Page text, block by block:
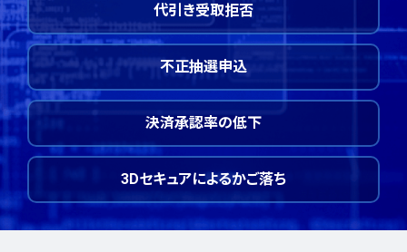
代引き受取拒否
不正抽選申込
決済承認率の低下
3Dセキュアによるかご落ち